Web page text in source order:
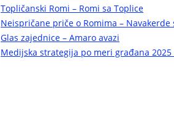
Topličanski Romi – Romi sa Toplice
Neispričane priče o Romima –
Glas zajednice – Amaro avazi
Medijska strategija po meri građana 2025